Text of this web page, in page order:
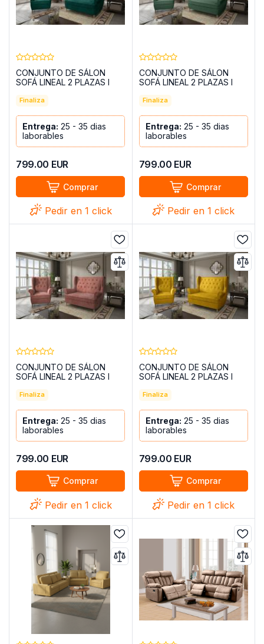
CONJUNTO DE SÁLON
SOFÁ LINEAL 2 PLAZAS I
AROS VERDE OSCURO
Finaliza
Entrega: 25 - 35 dias
laborables
799.00 EUR
Comprar
Pedir en 1 click
CONJUNTO DE SÁLON
SOFÁ LINEAL 2 PLAZAS I
AROS VERDE
Finaliza
Entrega: 25 - 35 dias
laborables
799.00 EUR
Comprar
Pedir en 1 click
CONJUNTO DE SÁLON
SOFÁ LINEAL 2 PLAZAS I
AROS ROSA
Finaliza
Entrega: 25 - 35 dias
laborables
799.00 EUR
Comprar
Pedir en 1 click
CONJUNTO DE SÁLON
SOFÁ LINEAL 2 PLAZAS I
AROS AMARILLO
Finaliza
Entrega: 25 - 35 dias
laborables
799.00 EUR
Comprar
Pedir en 1 click